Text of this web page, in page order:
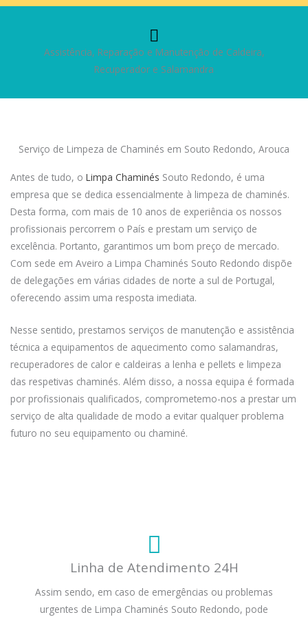
Assistência, Reparação e Manutenção de Caldeira,
Recuperador e Salamandra
Serviço de Limpeza de Chaminés em Souto Redondo, Arouca
Antes de tudo, o Limpa Chaminés Souto Redondo, é uma
empresa que se dedica essencialmente à limpeza de chaminés.
Desta forma, com mais de 10 anos de experiência os nossos
profissionais percorrem o País e prestam um serviço de
excelência. Portanto, garantimos um bom preço de mercado.
Com sede em Aveiro a Limpa Chaminés Souto Redondo dispõe
de delegações em várias cidades de norte a sul de Portugal,
oferecendo assim uma resposta imediata.
Nesse sentido, prestamos serviços de manutenção e assistência
técnica a equipamentos de aquecimento como salamandras,
recuperadores de calor e caldeiras a lenha e pellets e limpeza
das respetivas chaminés. Além disso, a nossa equipa é formada
por profissionais qualificados, comprometemo-nos a prestar um
serviço de alta qualidade de modo a evitar qualquer problema
futuro no seu equipamento ou chaminé.
Linha de Atendimento 24H
Assim sendo, em caso de emergências ou problemas
urgentes de Limpa Chaminés Souto Redondo, pode